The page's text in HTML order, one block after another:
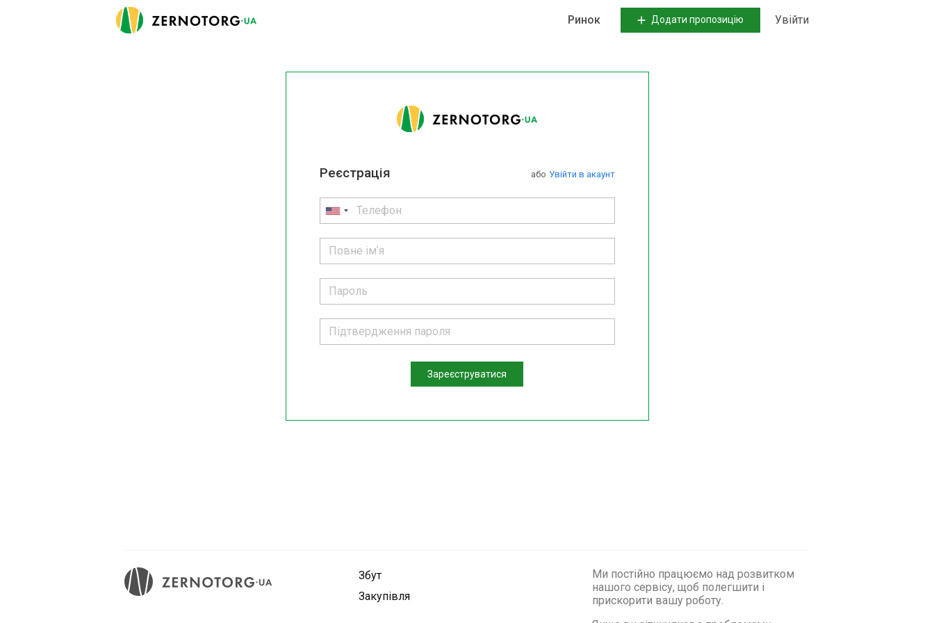
Ринок Додати пропозицію Увійти
або Увійти в акаунт
Реєстрація
Зареєструватися
Збут
Закупівля
Ми постійно працюємо над розвитком
нашого сервісу, щоб полегшити і
прискорити вашу роботу.